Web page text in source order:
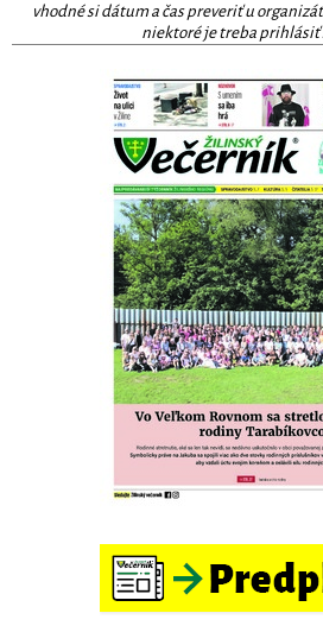
vhodné si dátum a čas preveriť u
niektoré je treba prihlásiť